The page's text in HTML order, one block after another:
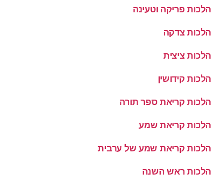
הלכות פריקה וטעינה
הלכות צדקה
הלכות ציצית
הלכות קידושין
הלכות קריאת ספר תורה
הלכות קריאת שמע
הלכות קריאת שמע של ערבית
הלכות ראש השנה